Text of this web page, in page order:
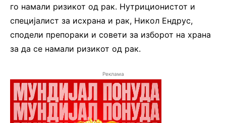
го намали ризикот од рак. Нутриционистот и
специјалист за исхрана и рак, Никол Ендрус,
сподели препораки и совети за изборот на храна
за да се намали ризикот од рак.
Реклама